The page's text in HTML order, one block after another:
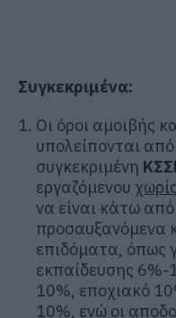
Συγκεκριμένα:
Οι όροι αμοιβής
υπολείπονται
συγκεκριμένη
εργαζόμενου
να είναι κάτω
προσαυξανόμενα
επιδόματα, όπως
εκπαίδευσης 6%-
10%, εποχιακό
10%, ενώ οι